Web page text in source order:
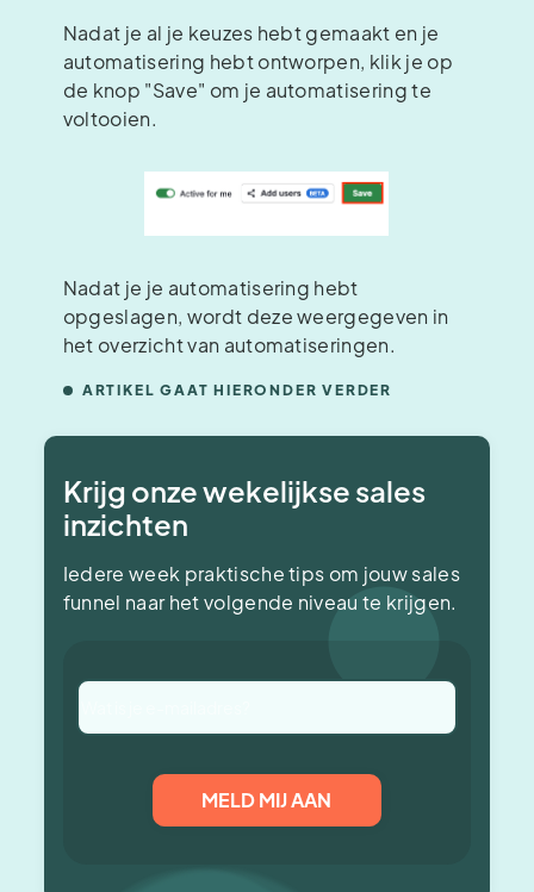
Nadat je al je keuzes hebt gemaakt en je
automatisering hebt ontworpen, klik je op
de knop "Save" om je automatisering te
voltooien.
Nadat je je automatisering hebt
opgeslagen, wordt deze weergegeven in
het overzicht van automatiseringen.
ARTIKEL GAAT HIERONDER VERDER
Krijg onze wekelijkse sales
inzichten
Iedere week praktische tips om jouw sales
funnel naar het volgende niveau te krijgen.